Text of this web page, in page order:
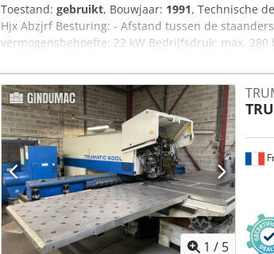
Toestand: gebruikt, Bouwjaar: 1991, Technische
Hjx Abzjrf Besturing: - Afstand tussen de
vermogensbehoefte: 22 kW Bedrijfsdruk: max.
100 mm/s Slagsnelheid - omlaag leeg: 100 mm/s
2,7 x 3,0 m
1 / 5